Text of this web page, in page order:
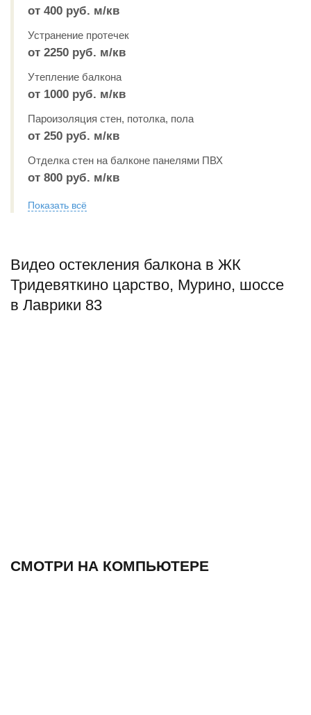
от 400 руб. м/кв
Устранение протечек
от 2250 руб. м/кв
Утепление балкона
от 1000 руб. м/кв
Пароизоляция стен, потолка, пола
от 250 руб. м/кв
Отделка стен на балконе панелями ПВХ
от 800 руб. м/кв
Показать всё
Видео остекления балкона в ЖК
Тридевяткино царство, Мурино, шоссе
в Лаврики 83
СМОТРИ НА КОМПЬЮТЕРЕ